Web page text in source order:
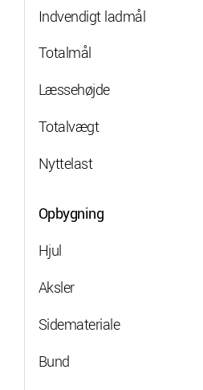
Indvendigt ladmål
Totalmål
Læssehøjde
Totalvægt
Nyttelast
Opbygning
Hjul
Aksler
Sidemateriale
Bund